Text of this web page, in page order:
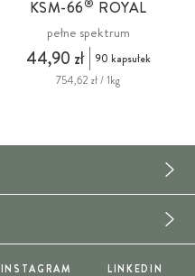
KSM-66 ROYAL
pełne spektrum
44,90 zł
90 kapsułek
754,62 zł / 1kg
INSTAGRAM LINKEDIN